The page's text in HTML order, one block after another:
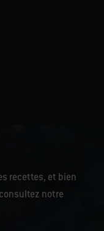
recettes, et bien
notre